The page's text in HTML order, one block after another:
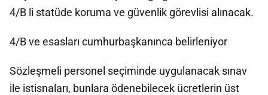
4/B li statüde koruma ve güvenlik görevlisi alınacak.
4/B ve esasları cumhurbaşkanınca belirleniyor
Sözleşmeli personel seçiminde uygulanacak sınav
ile istisnaları, bunlara ödenebilecek ücretlerin üst